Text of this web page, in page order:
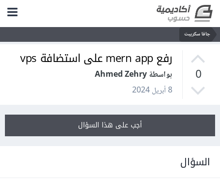
جافا سكريبت
0
رفع mern app على استضافة vps
بواسطة Ahmed Zehry
8 أبريل 2024
أجب على هذا السؤال
السؤال